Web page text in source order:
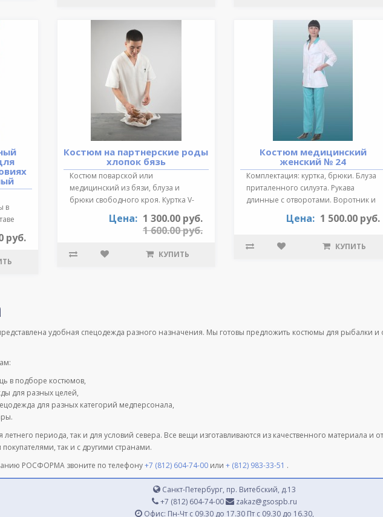
в
руб.
Костюм на партнерские роды
хлопок бязь
Костюм поварской или
медицинский из бязи, блуза и
брюки свободного кроя. Куртка V-
Цена: 1 300.00 руб.
1 600.00 руб.
КУПИТЬ
Костюм медицинский
женский № 24
Комплектация: куртка, брюки. Блуза
приталенного силуэта. Рукава
длинные с отворотами. Воротник и
Цена: 1 500.00 руб.
КУПИТЬ
удобная спецодежда разного назначения. Мы готовы предложить костюмы для рыбалки
в подборе костюмов,
для разных целей,
для разных категорий медперсонала,
периода, так и для условий севера. Все вещи изготавливаются из качественного материала
так и с другими странами.
РОСФОРМА звоните по телефону+7 (812) 604-74-00 или + (812) 983-33-51 .
Санкт-Петербург, пр. Витебский, д.13
+7 (812) 604-74-00
zakaz@gsospb.ru
Офис: Пн-Чт с 09.30 до 17.30 Пт с 09.30 до 16.30,